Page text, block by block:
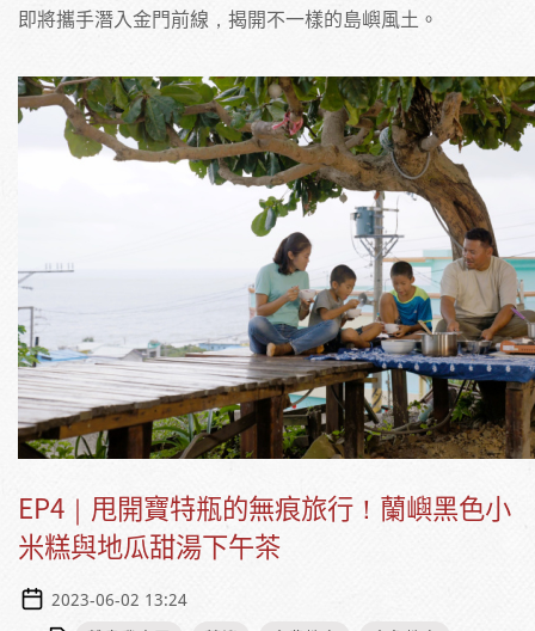
即將攜手潛入金門前線，揭開不一樣的島嶼風土。
EP4｜甩開寶特瓶的無痕旅行！蘭嶼黑色小
米糕與地瓜甜湯下午茶
2023-06-02 13:24